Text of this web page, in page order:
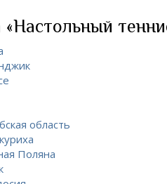
«Настольный
область
Поляна